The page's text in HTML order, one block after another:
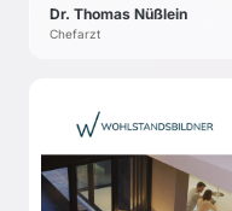
Dr. Thomas Nüßlein
Chefarzt
WOHLSTANDSBILDNER
Andreas Ogger
ZIELE
Das Unternehmen mit